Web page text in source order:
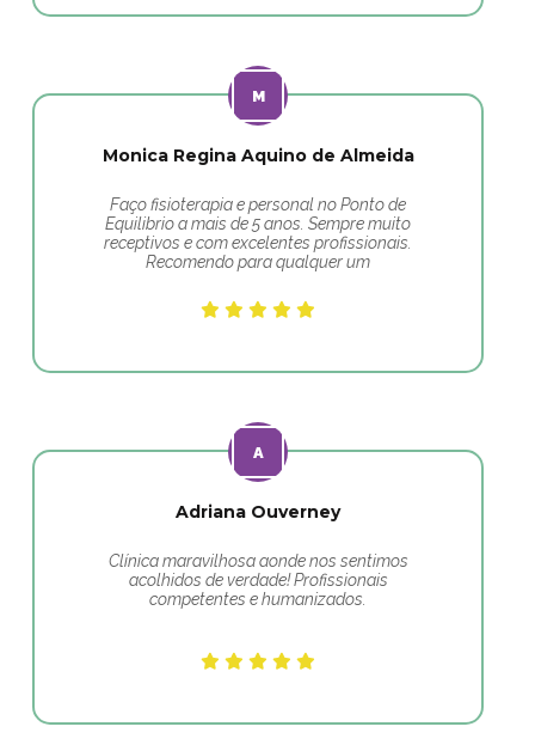
Monica Regina Aquino de Almeida
Faço fisioterapia e personal no Ponto de
Equilibrio a mais de 5 anos. Sempre muito
receptivos e com excelentes profissionais.
Recomendo para qualquer um
Adriana Ouverney
Clínica maravilhosa aonde nos sentimos
acolhidos de verdade! Profissionais
competentes e humanizados.